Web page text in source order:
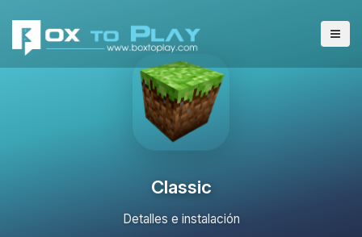
Classic
Detalles e instalación